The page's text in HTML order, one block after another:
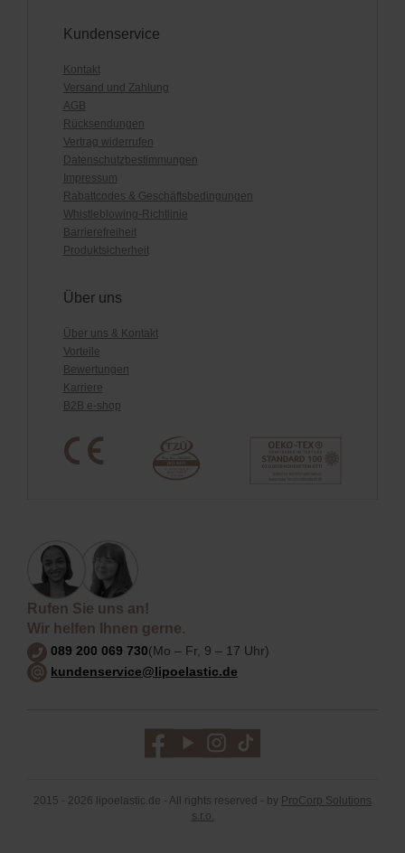
Kundenservice
Kontakt
Versand und Zahlung
AGB
Rücksendungen
Vertrag widerrufen
Datenschutzbestimmungen
Impressum
Rabattcodes & Geschäftsbedingungen
Whistleblowing-Richtlinie
Barrierefreiheit
Produktsicherheit
Über uns
Über uns & Kontakt
Vorteile
Bewertungen
Karriere
B2B e-shop
Rufen Sie uns an!
Wir helfen Ihnen gerne.
089 200 069 730(Mo – Fr, 9 – 17 Uhr)
kundenservice@lipoelastic.de
2015 - 2026 lipoelastic.de - All rights reserved - by ProCorp Solutions
s.r.o.